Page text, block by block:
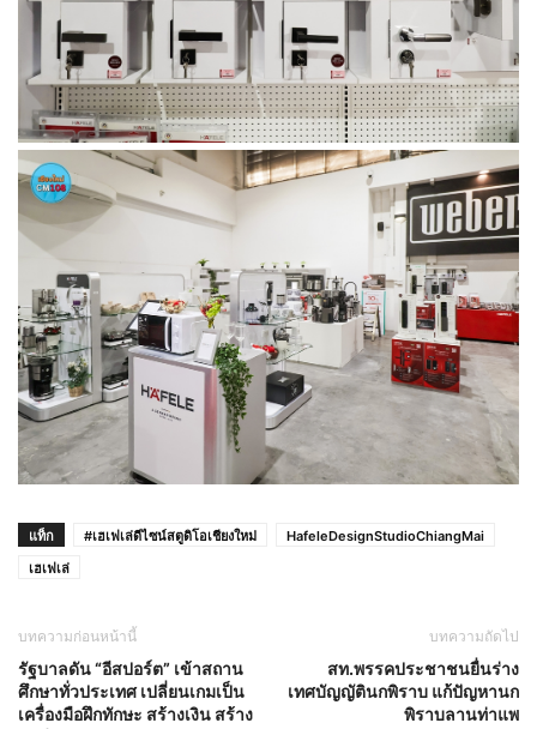
แท็ก #เฮเฟเล่ดีไซน์สตูดิโอเชียงใหม่
HafeleDesignStudioChiangMai
เฮเฟเล่
บทความก่อนหน้านี้
รัฐบาลดัน “อีสปอร์ต” เข้าสถาน
ศึกษาทั่วประเทศ เปลี่ยนเกมเป็น
เครื่องมือฝึกทักษะ สร้างเงิน สร้าง
บทความถัดไป
สท.พรรคประชาชนยื่นร่าง
เทศบัญญัตินกพิราบ แก้ปัญหานก
พิราบลานท่าแพ